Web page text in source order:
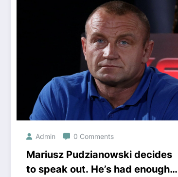
Admin 0 Comments
Mariusz Pudzianowski decides
to speak out. He’s had enough